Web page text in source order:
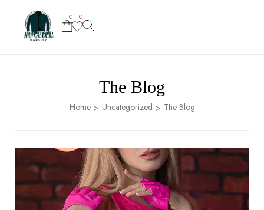
0 0
The Blog
Home > Uncategorized > The Blog